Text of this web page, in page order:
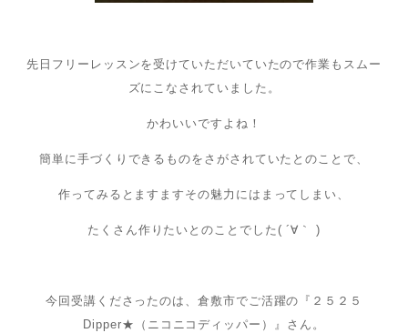
先日フリーレッスンを受けていただいていたので作業もスムー
ズにこなされていました。
かわいいですよね！
簡単に手づくりできるものをさがされていたとのことで、
作ってみるとますますその魅力にはまってしまい、
たくさん作りたいとのことでした( ´∀｀ )
今回受講くださったのは、倉敷市でご活躍の『２５２５
Dipper★（ニコニコディッパー）』さん。